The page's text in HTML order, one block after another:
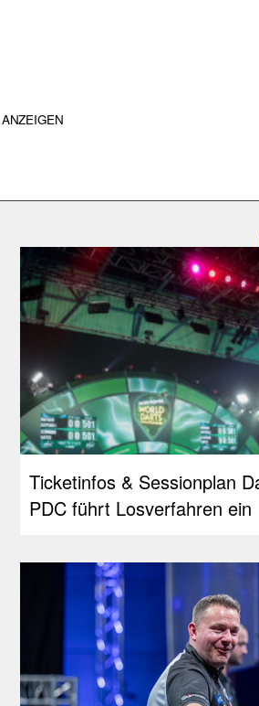
ANZEIGEN
Ticketinfos & Sessionplan
PDC führt Losverfahren ein